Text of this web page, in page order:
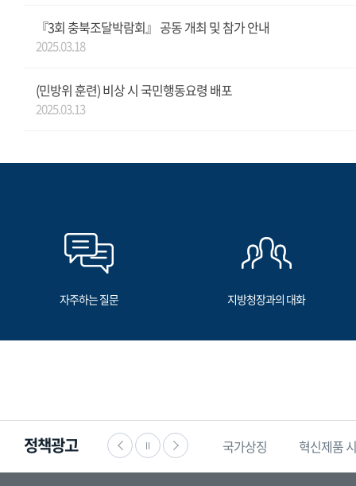
『3회 충북조달박람회』 공동 개최 및 참가 안내
2025.03.18
(민방위 훈련) 비상 시 국민행동요령 배포
2025.03.13
자주하는 질문 지방청장과의 대화
정책광고
익신고 찾기쉬운 생활법령정보 국가상징 혁신제품